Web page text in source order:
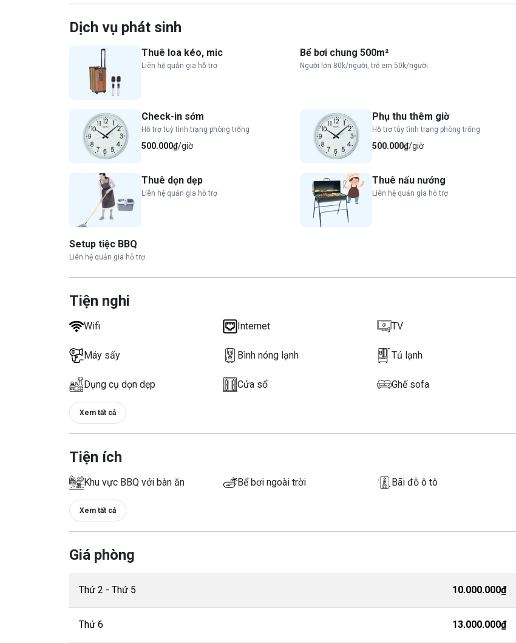
Dịch vụ phát sinh
Thuê loa kéo, mic
Liên hệ quản gia hỗ trợ
Bể bơi chung 500m²
Người lớn 80k/người, trẻ em 50k/người
Check-in sớm
Hỗ trợ tuỳ tình trạng phòng trống
500.000₫/giờ
Phụ thu thêm giờ
Hỗ trợ tùy tình trạng phòng trống
500.000₫/giờ
Thuê dọn dẹp
Liên hệ quản gia hỗ trợ
Thuê nấu nướng
Liên hệ quản gia hỗ trợ
Setup tiệc BBQ
Liên hệ quản gia hỗ trợ
Tiện nghi
Wifi Internet TV
Máy sấy Bình nóng lạnh Tủ lạnh
Dụng cụ dọn dẹp Cửa sổ Ghế sofa
Xem tất cả
Tiện ích
Khu vực BBQ với bàn ăn Bể bơi ngoài trời Bãi đỗ ô tô
Xem tất cả
Giá phòng
Thứ 2 - Thứ 5 10.000.000₫
Thứ 6 13.000.000₫